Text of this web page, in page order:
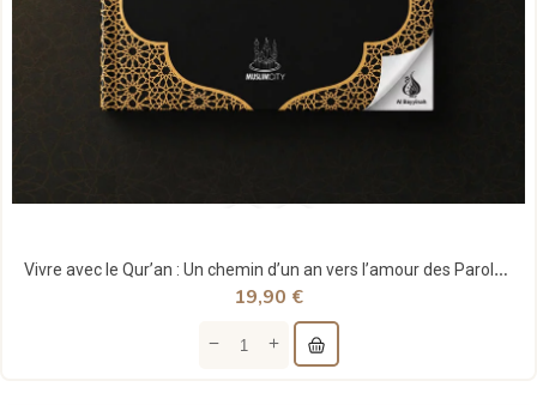
Vivre avec le Qur’an : Un chemin d’un an vers l’amour des Paroles d’Allah - MuslimCity
19,90 €